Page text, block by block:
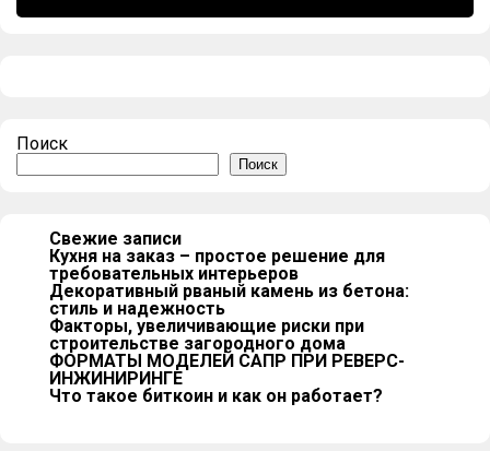
Поиск
Поиск
Свежие записи
Кухня на заказ – простое решение для
требовательных интерьеров
Декоративный рваный камень из бетона:
стиль и надежность
Факторы, увеличивающие риски при
строительстве загородного дома
ФОРМАТЫ МОДЕЛЕЙ САПР ПРИ РЕВЕРС-
ИНЖИНИРИНГЕ
Что такое биткоин и как он работает?